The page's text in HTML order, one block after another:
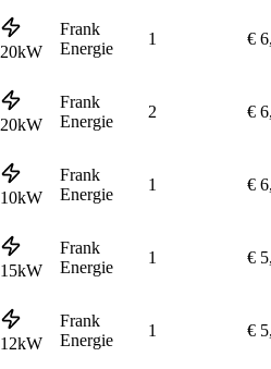
20kW
Frank
Energie
1 €
20kW
Frank
Energie
2 €
10kW
Frank
Energie
1 €
15kW
Frank
Energie
1 €
12kW
Frank
Energie
1 €